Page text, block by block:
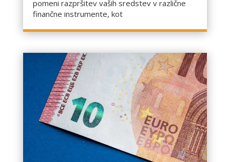
pomeni razpršitev vaših sredstev v različne
finančne instrumente, kot